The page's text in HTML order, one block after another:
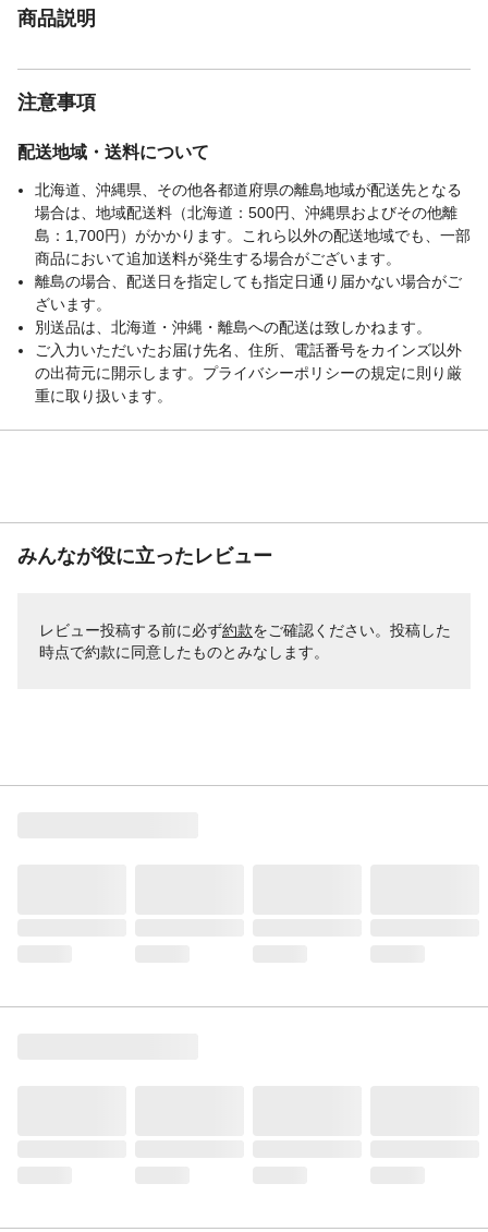
商品説明
注意事項
配送地域・送料について
北海道、沖縄県、その他各都道府県の離島地域が配送先となる
場合は、地域配送料（北海道：500円、沖縄県およびその他離
島：1,700円）がかかります。これら以外の配送地域でも、一部
商品において追加送料が発生する場合がございます。
離島の場合、配送日を指定しても指定日通り届かない場合がご
ざいます。
別送品は、北海道・沖縄・離島への配送は致しかねます。
ご入力いただいたお届け先名、住所、電話番号をカインズ以外
の出荷元に開示します。プライバシーポリシーの規定に則り厳
重に取り扱います。
みんなが役に立ったレビュー
レビュー投稿する前に必ず約款をご確認ください。投稿した
時点で約款に同意したものとみなします。